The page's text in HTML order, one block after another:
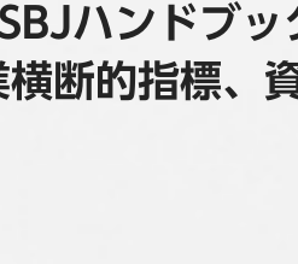
ハンドブ
断的指標、